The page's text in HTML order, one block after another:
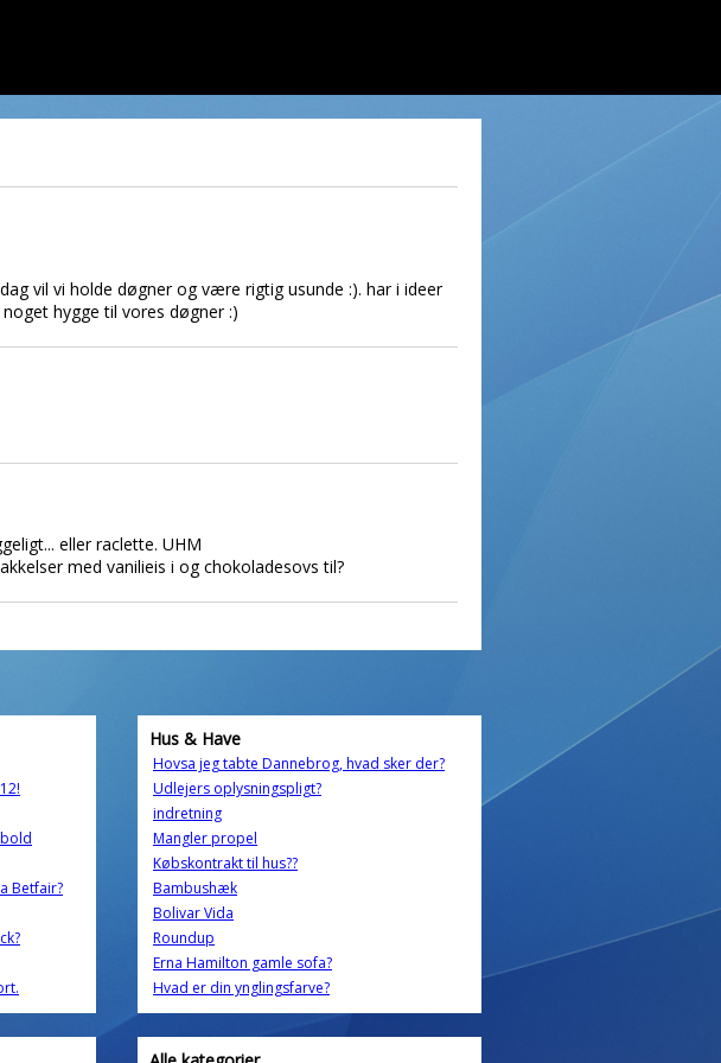
vil vi holde døgner og være rigtig usunde :). har i ideer
hygge til vores døgner :)
eller raclette. UHM
med vanilieis i og chokoladesovs til?
Betfair?
Hus & Have
Hovsa jeg tabte Dannebrog, hvad sker der?
Udlejers oplysningspligt?
indretning
Mangler propel
Købskontrakt til hus??
Bambushæk
Bolivar Vida
Roundup
Erna Hamilton gamle sofa?
Hvad er din ynglingsfarve?